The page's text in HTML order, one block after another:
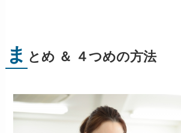
ま とめ ＆ ４つめの方法